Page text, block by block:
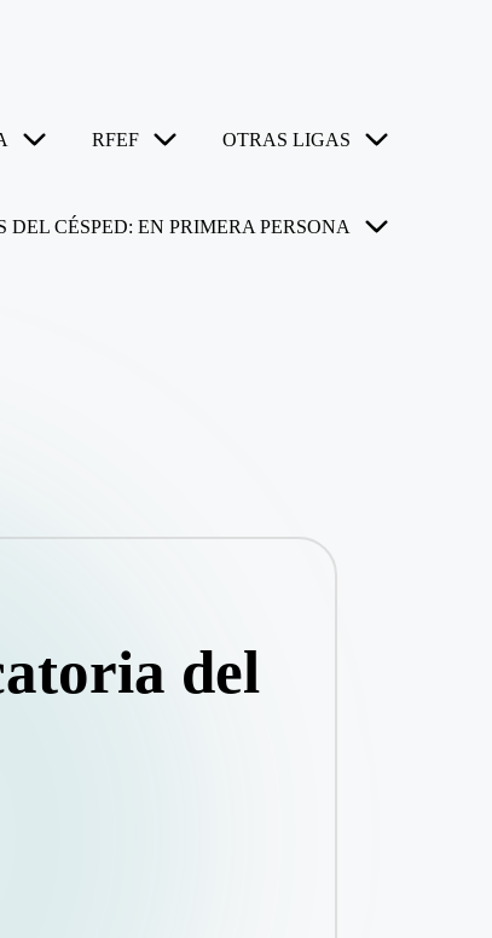
RFEF OTRAS LIGAS
DEL CÉSPED: EN PRIMERA PERSONA
del